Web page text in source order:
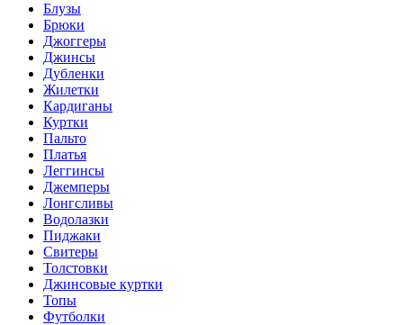
Блузы
Брюки
Джоггеры
Джинсы
Дубленки
Жилетки
Кардиганы
Куртки
Пальто
Платья
Леггинсы
Джемперы
Лонгсливы
Водолазки
Пиджаки
Свитеры
Толстовки
Джинсовые куртки
Топы
Футболки